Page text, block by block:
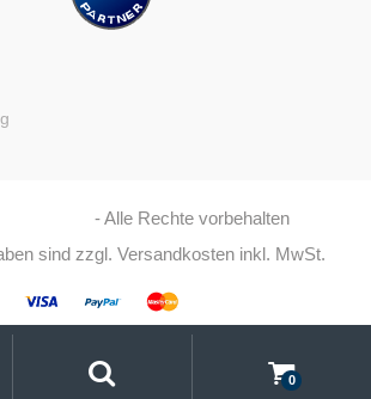
- Alle Rechte vorbehalten
sind zzgl. Versandkosten inkl. MwSt.
0